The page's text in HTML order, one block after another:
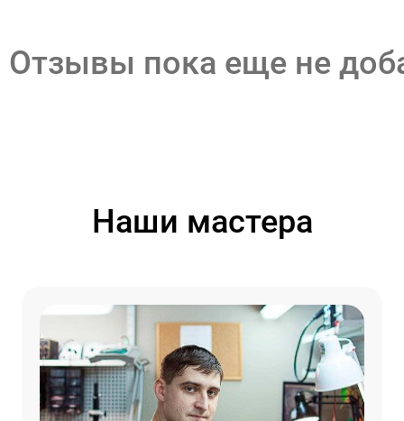
Отзывы пока еще не
Наши мастера